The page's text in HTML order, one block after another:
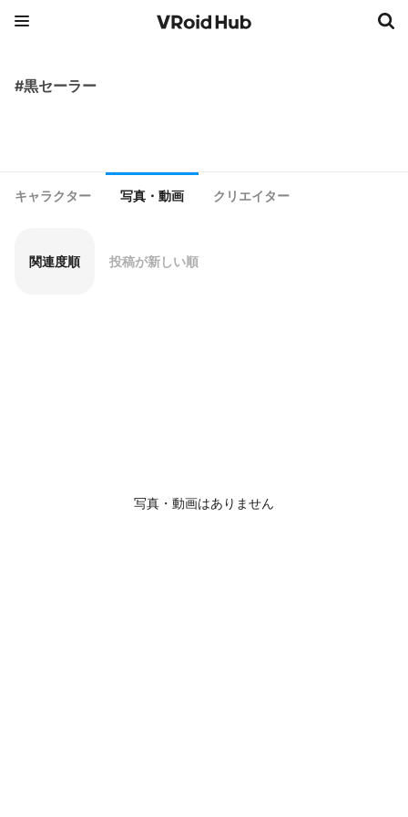
#黒セーラー
キャラクター 写真・動画 クリエイター
関連度順 投稿が新しい順
写真・動画はありません